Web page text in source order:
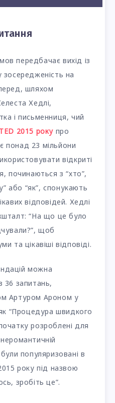
передбачає вихід із
на
шляхом
Хедлі,
і письменниця, чий
2015 року про
понад 23 мільйони
відкриті
починаються з “хто”,
або “як”, спонукають
відповідей. Хедлі
“На що це було
щоб
та цікавіші відповіді.
можна
36 запитань,
Артуром Ароном у
“Процедура швидкого
розроблені для
популяризовані в
року під назвою
зробіть це”.